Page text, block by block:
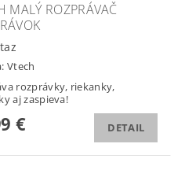
MALÝ ROZPRÁVAČ
Vtech
rozprávky, riekanky,
aj zaspieva!
€ DETAIL